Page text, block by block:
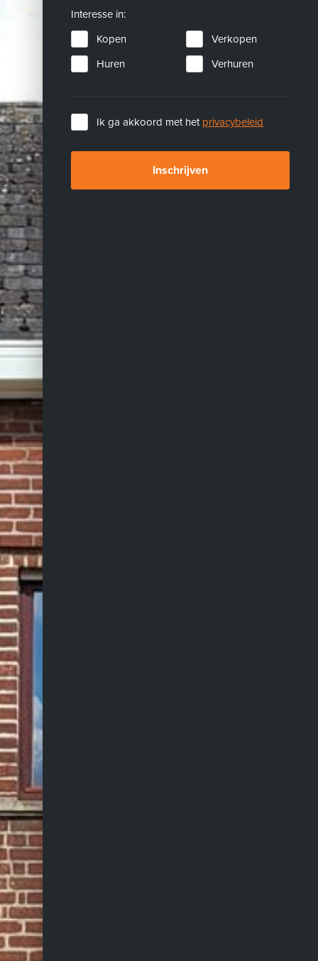
Interesse in:
Kopen
Verkopen
Huren
Verhuren
Ik ga akkoord met het privacybeleid
Inschrijven